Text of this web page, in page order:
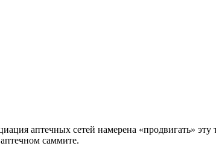
аптечных сетей намерена «продвигать» эту
саммите.